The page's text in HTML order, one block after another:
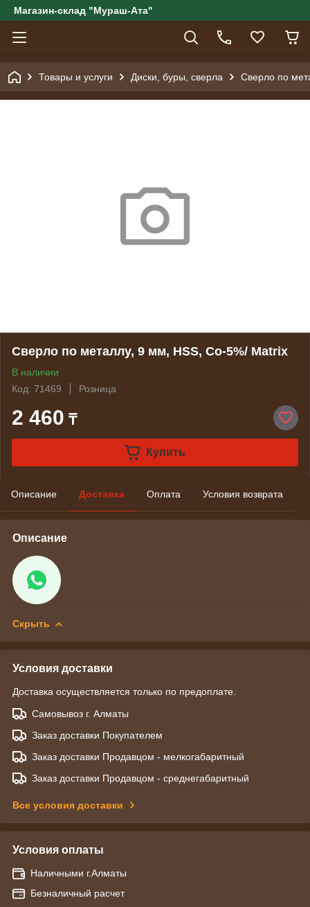
Магазин-склад "Мураш-Ата"
Товары и услуги Диски, буры, сверла Сверло по
Сверло по металлу, 9 мм, HSS, Со-5%/ Matrix
В наличии
Код: 71469
Розница
2 460 ₸
Купить
Описание Доставка Оплата Условия возврата
Описание
Скрыть
Условия доставки
Доставка осуществляется только по предоплате.
Самовывоз г. Алматы
Заказ доставки Покупателем
Заказ доставки Продавцом - мелкогабаритный
Заказ доставки Продавцом - среднегабаритный
Все условия доставки
Условия оплаты
Наличными г.Алматы
Безналичный расчет